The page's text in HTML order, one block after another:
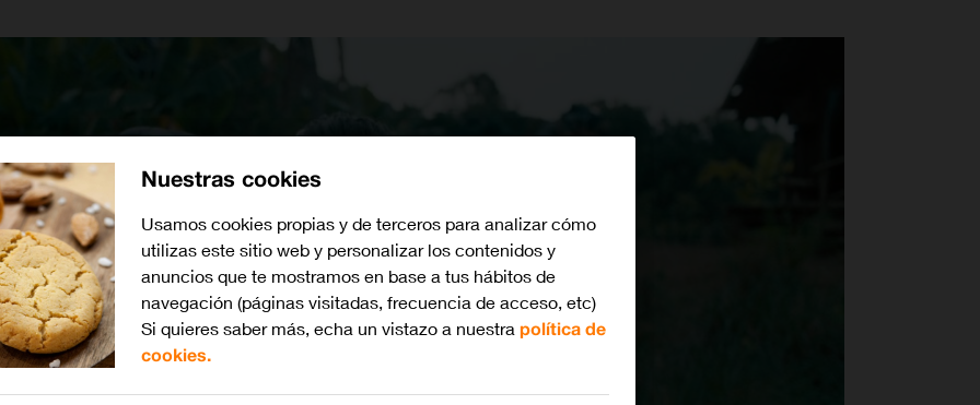
Nuestras cookies
Usamos cookies propias y de terceros para analizar cómo
utilizas este sitio web y personalizar los contenidos y
anuncios que te mostramos en base a tus hábitos de
navegación (páginas visitadas, frecuencia de acceso, etc)
Si quieres saber más, echa un vistazo a nuestra política de
cookies.